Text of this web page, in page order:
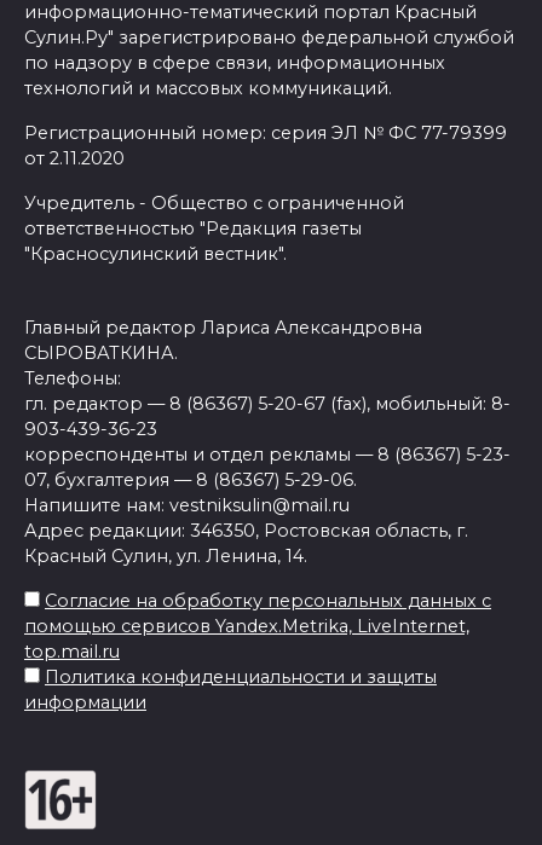
информационно-тематический портал Красный
Сулин.Ру" зарегистрировано федеральной службой
по надзору в сфере связи, информационных
технологий и массовых коммуникаций.
Регистрационный номер: серия ЭЛ № ФС 77-79399
от 2.11.2020
Учредитель - Общество с ограниченной
ответственностью "Редакция газеты
"Красносулинский вестник".
Главный редактор Лариса Александровна
СЫРОВАТКИНА.
Телефоны:
гл. редактор — 8 (86367) 5-20-67 (fax), мобильный: 8-
903-439-36-23
корреспонденты и отдел рекламы — 8 (86367) 5-23-
07, бухгалтерия — 8 (86367) 5-29-06.
Напишите нам: vestniksulin@mail.ru
Адрес редакции: 346350, Ростовская область, г.
Красный Сулин, ул. Ленина, 14.
Согласие на обработку персональных данных с
помощью сервисов Yandex.Metrika, LiveInternet,
top.mail.ru
Политика конфиденциальности и защиты
информации